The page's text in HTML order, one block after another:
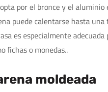
por el bronce y el aluminio
puede calentarse hasta
es especialmente
fichas o monedas..
moldeada